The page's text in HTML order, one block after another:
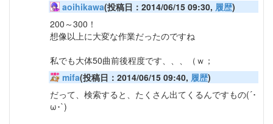
aoihikawa(投稿日：2014/06/15 09:30, 履歴)
200～300！
想像以上に大変な作業だったのですね
私でも大体50曲前後程度です、、、（ｗ；
mifa(投稿日：2014/06/15 09:40, 履歴)
だって、検索すると、たくさん出てくるんですもの(´･
ω･`)